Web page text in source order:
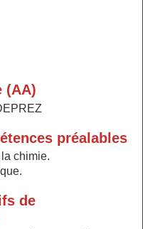
(AA)
préalables
chimie.
de